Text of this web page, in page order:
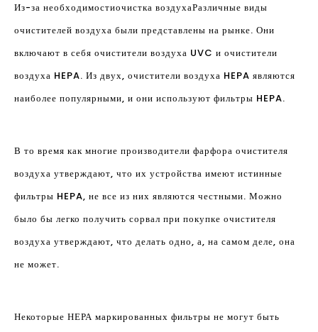
Из-за необходимостиочистка воздухаРазличные виды
очистителей воздуха были представлены на рынке. Они
включают в себя очистители воздуха UVC и очистители
воздуха HEPA. Из двух, очистители воздуха HEPA являются
наиболее популярными, и они используют фильтры HEPA.
В то время как многие производители фарфора очистителя
воздуха утверждают, что их устройства имеют истинные
фильтры HEPA, не все из них являются честными. Можно
было бы легко получить сорвал при покупке очистителя
воздуха утверждают, что делать одно, а, на самом деле, она
не может.
Некоторые НЕРА маркированных фильтры не могут быть